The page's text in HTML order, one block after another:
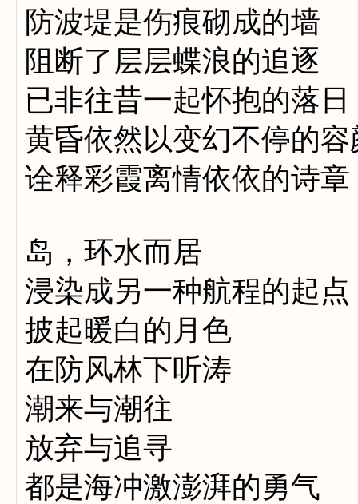
防波堤是伤痕砌成的墙
阻断了层层蝶浪的追逐
已非往昔一起怀抱的落日
黄昏依然以变幻不停的容
诠释彩霞离情依依的诗章
岛，环水而居
浸染成另一种航程的起点
披起暖白的月色
在防风林下听涛
潮来与潮往
放弃与追寻
都是海冲激澎湃的勇气